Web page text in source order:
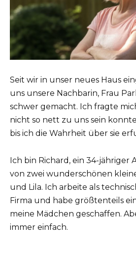
Seit wir in unser neues Haus
uns unsere Nachbarin, Frau
schwer gemacht. Ich fragte
nicht so nett zu uns sein
bis ich die Wahrheit über sie
Ich bin Richard, ein 34-jähriger
von zwei wunderschönen
und Lila. Ich arbeite als
Firma und habe größtenteils
meine Mädchen geschaffen.
immer einfach.